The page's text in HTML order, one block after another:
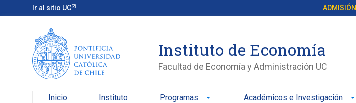
Ir al sitio UC ADMISIÓN
Instituto de Economía
Facultad de Economía y Administración UC
Inicio Instituto Programas arrow_drop_down Académicos e Investigación arrow_drop_down